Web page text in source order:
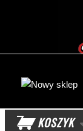
KOSZYK